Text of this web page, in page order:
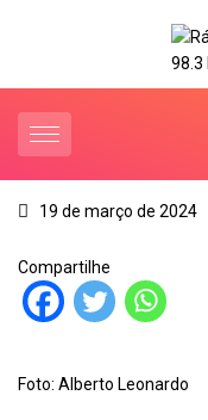
19 de março de 2024
Compartilhe
Foto: Alberto Leonardo